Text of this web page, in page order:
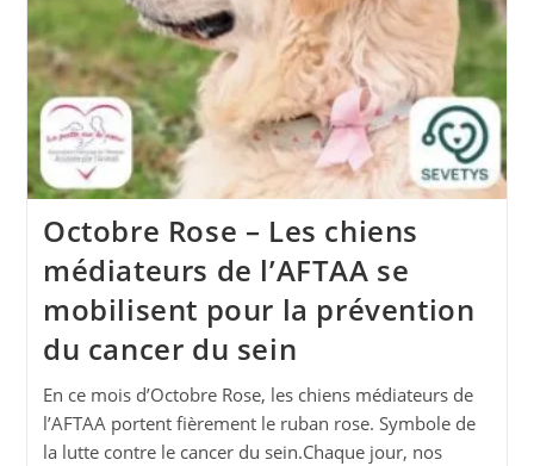
Octobre Rose – Les chiens
médiateurs de l’AFTAA se
mobilisent pour la prévention
du cancer du sein
En ce mois d’Octobre Rose, les chiens médiateurs de
l’AFTAA portent fièrement le ruban rose. Symbole de
la lutte contre le cancer du sein.Chaque jour, nos